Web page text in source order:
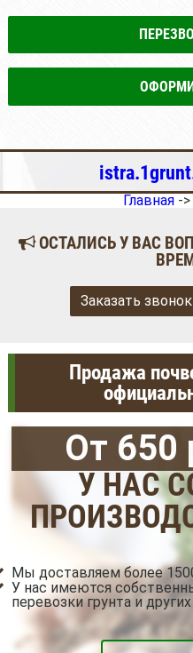
Главная ->
ОСТАЛИСЬ У ВАС
Заказать звонок
Продажа
От 650
У НАС
Мы доставляем более
У нас имеются
перевозки грунта и